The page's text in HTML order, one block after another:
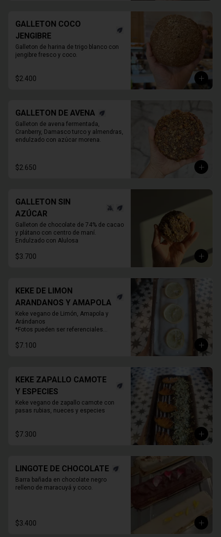
GALLETON COCO
JENGIBRE
Galleton de harina de trigo blanco con
jengibre fresco y coco.
$2.400
GALLETON DE AVENA
Galleton de avena fermentada,
Cranberry, Damasco turco y almendras,
endulzado con azúcar morena.
$2.650
GALLETON SIN
AZÚCAR
Galleton de chocolate de 74% de cacao
y plátano con centro de maní.
Endulzado con Alulosa
$3.700
KEKE DE LIMON
ARANDANOS Y AMAPOLA
Keke vegano de Limón, Amapola y
Arándanos
*Fotos pueden ser referenciales
$7.100
KEKE ZAPALLO CAMOTE
Y ESPECIES
Keke vegano de zapallo camote con
pasas rubias, nueces y especies
$7.300
LINGOTE DE CHOCOLATE
Barra bañada en chocolate negro
relleno de maracuyá y coco.
$3.400